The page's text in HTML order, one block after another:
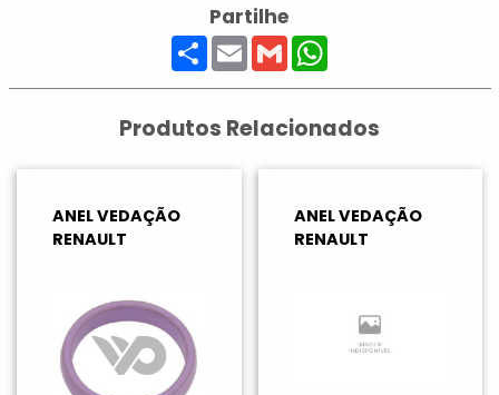
Partilhe
ShareEmailGmail
Produtos Relacionados
ANEL VEDAÇÃO
RENAULT
ANEL VEDAÇÃO
RENAULT